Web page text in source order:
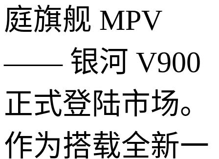
庭旗舰 MPV
—— 银河 V900
正式登陆市场。
作为搭载全新一